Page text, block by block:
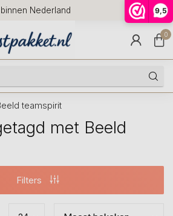
9,5
Nederland
Voor
huis
9.5
0
teamspirit
met Beeld
Filters